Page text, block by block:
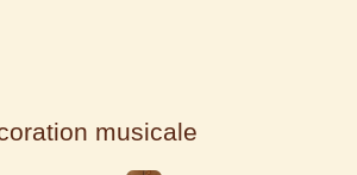
musicale